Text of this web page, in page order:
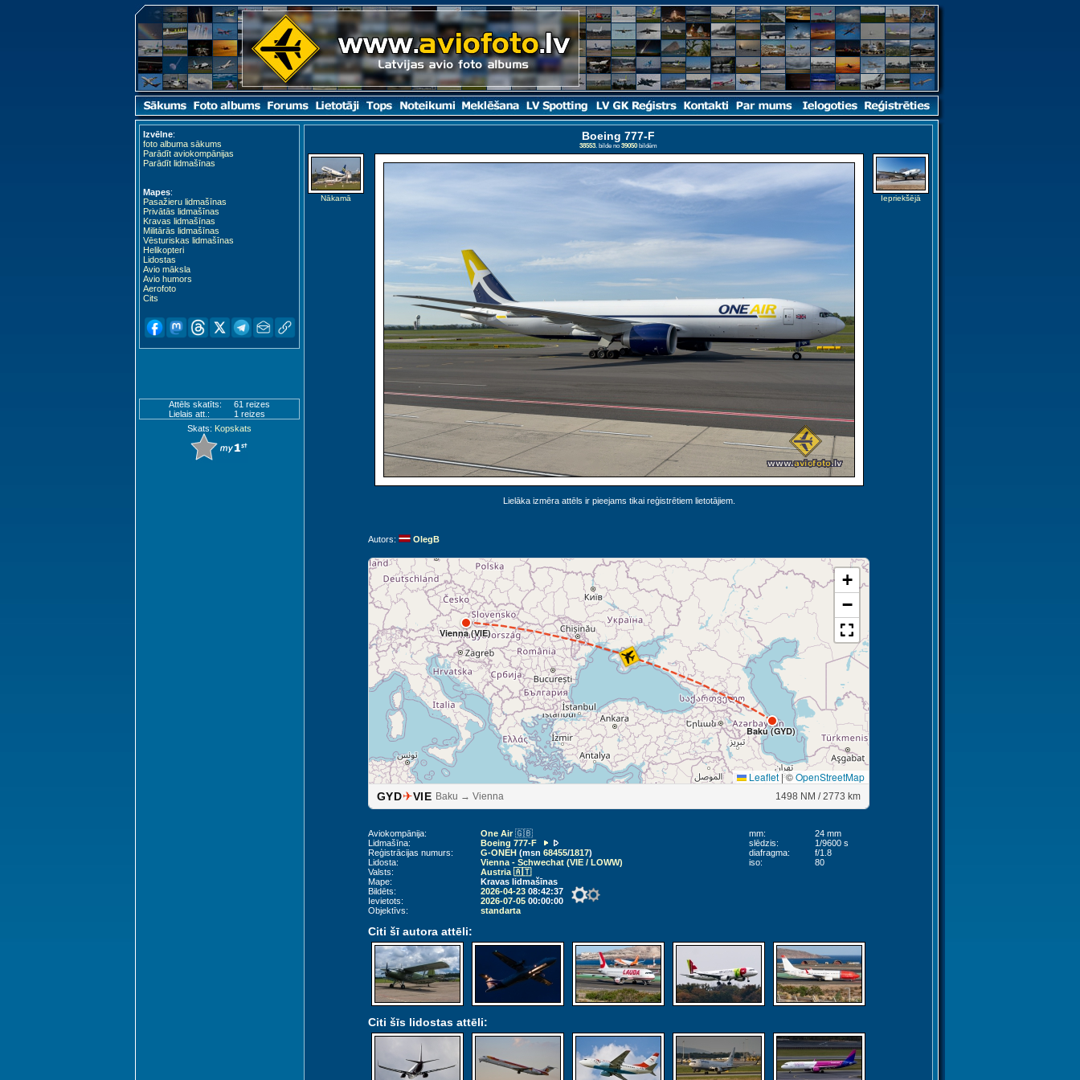
Izvēlne:
foto albuma sākums
Parādīt aviokompānijas
Parādīt lidmašīnas
Mapes:
Pasažieru lidmašīnas
Privātās lidmašīnas
Kravas lidmašīnas
Militārās lidmašīnas
Vēsturiskas lidmašīnas
Helikopteri
Lidostas
Avio māksla
Avio humors
Aerofoto
Cits
Attēls skatīts:
61 reizes
Lielais att.:
1 reizes
Skats: Kopskats
Boeing 777-F
38553. bilde no 39050 bildēm
Nākamā
Lielāka izmēra attēls ir pieejams tikai reģistrētiem lietotājiem.
Iepriekšējā
Autors: OlegB
Baku (GYD)
Vienna (VIE)
+
−
Leaflet |©OpenStreetMap
GYD✈VIE Baku → Vienna 1498 NM / 2773 km
Aviokompānija: One Air🇬🇧
Lidmašīna:
Boeing 777-F
Reģistrācijas numurs:
G-ONEH(msn 68455/1817)
Lidosta:
Vienna - Schwechat (VIE / LOWW)
Valsts:
Austria 🇦🇹
Mape:
Kravas lidmašīnas
Bildēts:
2026-04-2308:42:37
Ievietots:
2026-07-0500:00:00
Objektīvs:
standarta
mm:
24 mm
slēdzis:
1/9600 s
diafragma:
f/1.8
iso:
80
Citi šī autora attēli:
Citi šīs lidostas attēli: